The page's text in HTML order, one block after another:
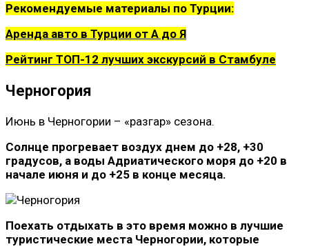
Рекомендуемые материалы по Турции:
Аренда авто в Турции от А до Я
Рейтинг ТОП-12 лучших экскурсий в Стамбуле
Черногория
Июнь в Черногории – «разгар» сезона.
Солнце прогревает воздух днем до +28, +30
градусов, а воды Адриатического моря до +20 в
начале июня и до +25 в конце месяца.
Поехать отдыхать в это время можно в лучшие
туристические места Черногории, которые